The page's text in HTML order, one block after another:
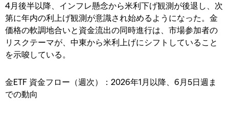
4月後半以降、インフレ懸念から米利下げ観測が後退し、次
第に年内の利上げ観測が意識され始めるようになった。金
価格の軟調地合いと資金流出の同時進行は、市場参加者の
リスクテーマが、中東から米利上げにシフトしていること
を示唆している。
金ETF 資金フロー（週次）：2026年1月以降、6月5日週ま
での動向